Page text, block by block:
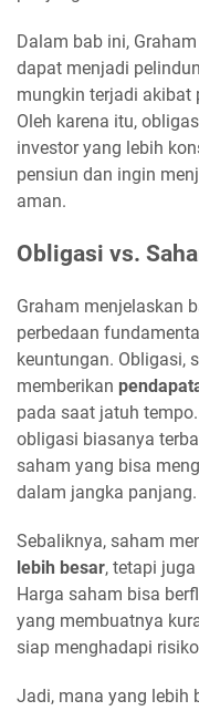
Dalam bab ini,
dapat menjadi
mungkin terjadi akibat
Oleh karena itu,
investor yang lebih
pensiun dan ingin
aman.
Obligasi vs.
Graham menjelaskan
perbedaan
keuntungan. Obligasi,
memberikan
pada saat jatuh
obligasi biasanya
saham yang bisa
dalam jangka panjang.
Sebaliknya, saham
lebih besar, tetapi
Harga saham bisa
yang membuatnya
siap menghadapi
Jadi, mana yang lebih